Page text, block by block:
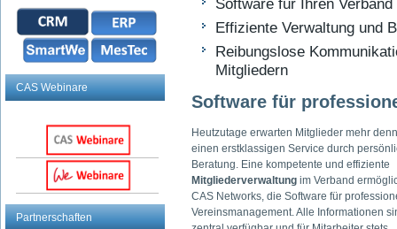
CAS Webinare
Partnerschaften
Software für Ihren
Effiziente Verwaltung und
Reibungslose
Mitgliedern
Software für
Heutzutage erwarten Mitglieder mehr
einen erstklassigen Service durch
Beratung. Eine kompetente und effiziente
Mitgliederverwaltung im Verband
CAS Networks, die Software für
Vereinsmanagement. Alle Informationen